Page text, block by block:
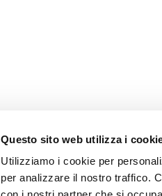
Questo sito web utilizza i
Utilizziamo i cookie per
per analizzare il nostro traffico.